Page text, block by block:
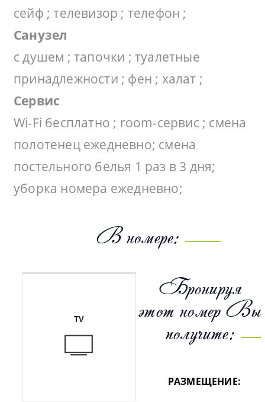
сейф ; телевизор ; телефон ;
Санузел
с душем ; тапочки ; туалетные
принадлежности ; фен ; халат ;
Сервис
Wi-Fi бесплатно ; room-сервис ; смена
полотенец ежедневно; смена
постельного белья 1 раз в 3 дня;
уборка номера ежедневно;
В номере:
TV
Бронируя
этот номер Вы
получите:
РАЗМЕЩЕНИЕ: